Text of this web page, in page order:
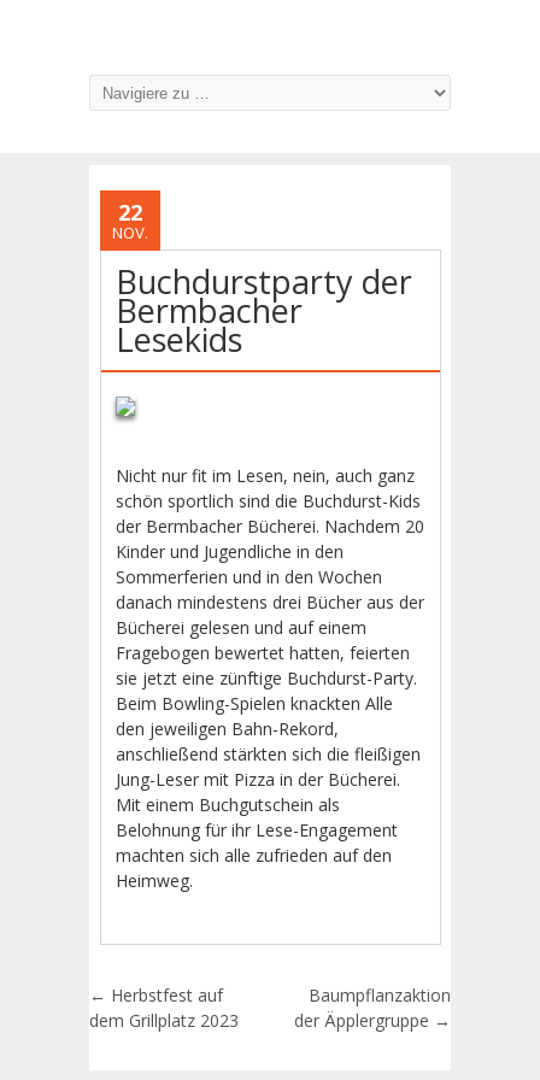
22
NOV.
Buchdurstparty der
Bermbacher
Lesekids
Nicht nur fit im Lesen, nein, auch ganz
schön sportlich sind die Buchdurst-Kids
der Bermbacher Bücherei. Nachdem 20
Kinder und Jugendliche in den
Sommerferien und in den Wochen
danach mindestens drei Bücher aus der
Bücherei gelesen und auf einem
Fragebogen bewertet hatten, feierten
sie jetzt eine zünftige Buchdurst-Party.
Beim Bowling-Spielen knackten Alle
den jeweiligen Bahn-Rekord,
anschließend stärkten sich die fleißigen
Jung-Leser mit Pizza in der Bücherei.
Mit einem Buchgutschein als
Belohnung für ihr Lese-Engagement
machten sich alle zufrieden auf den
Heimweg.
Artikel-Navigation
← Herbstfest auf
dem Grillplatz 2023
Baumpflanzaktion
der Äpplergruppe →